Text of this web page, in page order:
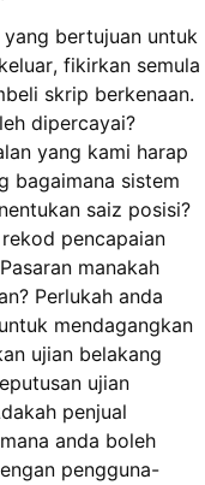
bertujuan untuk
fikirkan semula
skrip berkenaan.
dipercayai?
yang kami harap
bagaimana sistem
saiz posisi?
pencapaian
manakah
Perlukah anda
mendagangkan
ujian belakang
ujian
penjual
anda boleh
pengguna-